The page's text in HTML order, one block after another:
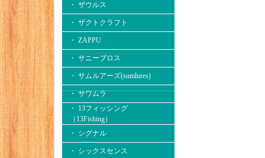
・ ザウルス
・ ザクトクラフト
・ ZAPPU
・ サニーブロス
・ サムルアーズ(sumlures)
・ サワムラ
・ 13フィッシング
（13Fishing）
・ シグナル
・ シックスセンス